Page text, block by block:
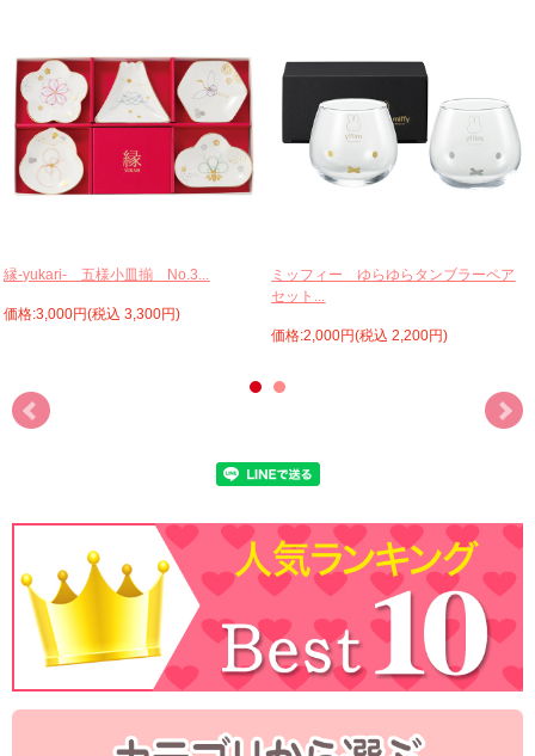
縁-yukari- 五様小皿揃 No.3...
価格:3,000円(税込 3,300円)
ミッフィー ゆらゆらタンブラーペア
セット...
価格:2,000円(税込 2,200円)